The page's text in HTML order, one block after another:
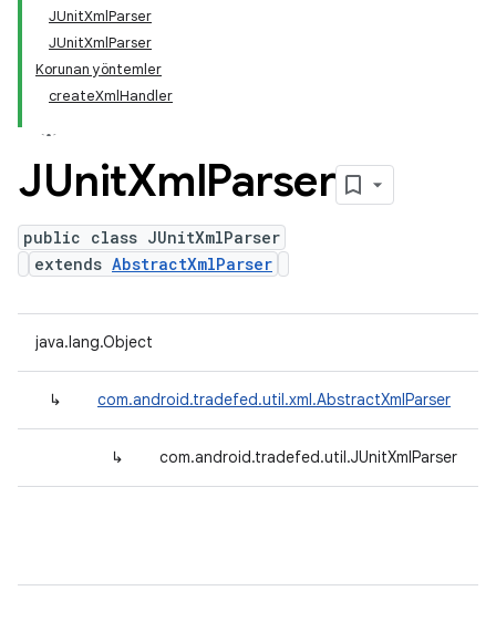
JUnitXmlParser
JUnitXmlParser
Korunan yöntemler
createXmlHandler
JUnitXmlParser
public class JUnitXmlParser
extends AbstractXmlParser
java.lang.Object
↳ com.android.tradefed.util.xml.AbstractXmlParser
↳ com.android.tradefed.util.JUnitXmlParser